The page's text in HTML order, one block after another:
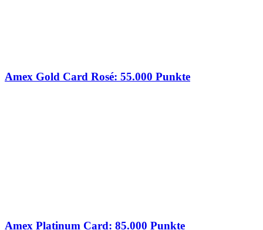
Amex Gold Card Rosé: 55.000 Punkte
Amex Platinum Card: 85.000 Punkte